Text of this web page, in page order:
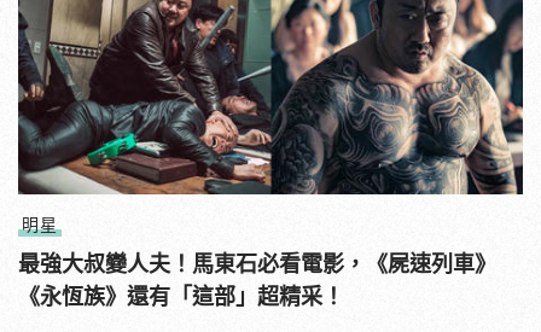
明星
最強大叔變人夫！馬東石必看電影，《屍速列車》
《永恆族》還有「這部」超精采！